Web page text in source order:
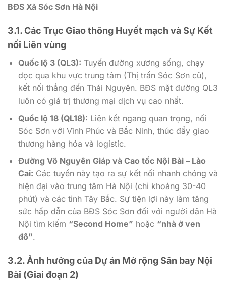
BĐS Xã Sóc Sơn Hà Nội
3.1. Các Trục Giao thông Huyết mạch và Sự Kết
nối Liên vùng
Quốc lộ 3 (QL3): Tuyến đường xương sống, chạy
dọc qua khu vực trung tâm (Thị trấn Sóc Sơn cũ),
kết nối thẳng đến Thái Nguyên. BĐS mặt đường QL3
luôn có giá trị thương mại dịch vụ cao nhất.
Quốc lộ 18 (QL18): Liên kết ngang quan trọng, nối
Sóc Sơn với Vĩnh Phúc và Bắc Ninh, thúc đẩy giao
thương hàng hóa và logistíc.
Đường Võ Nguyên Giáp và Cao tốc Nội Bài – Lào
Cai: Các tuyến này tạo ra sự kết nối nhanh chóng và
hiện đại vào trung tâm Hà Nội (chỉ khoảng 30-40
phút) và các tỉnh Tây Bắc. Sự tiện lợi này làm tăng
sức hấp dẫn của BĐS Sóc Sơn đối với người dân Hà
Nội tìm kiếm “Second Home” hoặc “nhà ở ven
đô”.
3.2. Ảnh hưởng của Dự án Mở rộng Sân bay Nội
Bài (Giai đoạn 2)